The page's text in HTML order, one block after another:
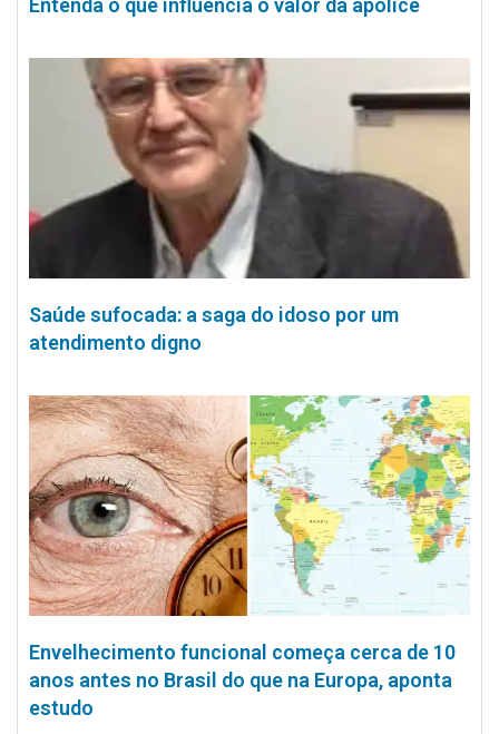
Entenda o que influencia o valor da apólice
Saúde sufocada: a saga do idoso por um
atendimento digno
Envelhecimento funcional começa cerca de 10
anos antes no Brasil do que na Europa, aponta
estudo